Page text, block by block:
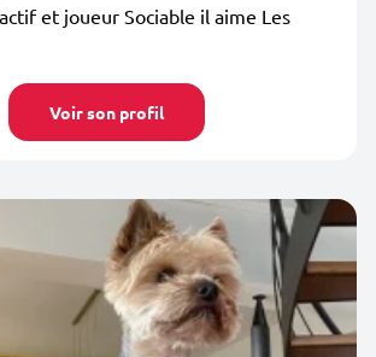
et joueur Sociable il aime Les
Voir son profil